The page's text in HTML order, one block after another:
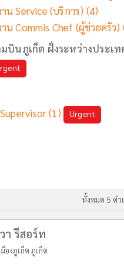
น Service (บริการ) (4)
น Commis Chef (ผู้ช่วยครัว)
บินภูเก็ต ฝั่งระหว่างประเท
(1) Urgent
ทั้งหมด 5 ตำ
า รีสอร์ท
องภูเก็ต ภูเก็ต